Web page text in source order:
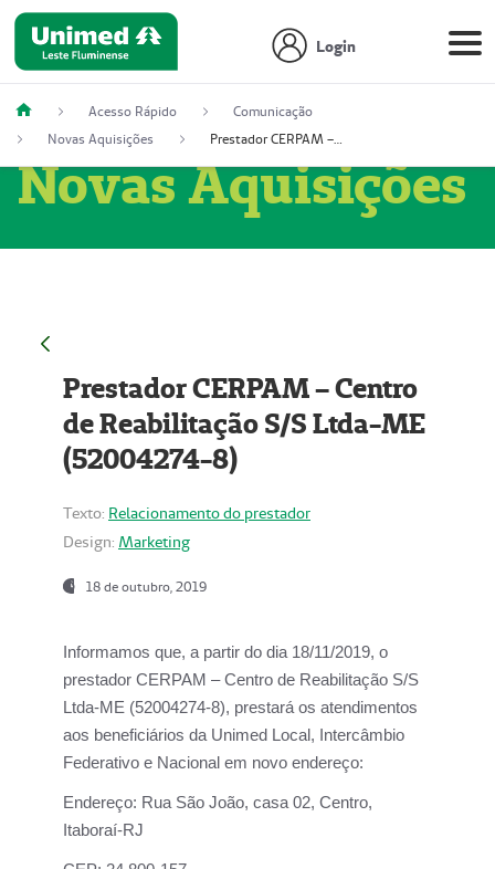
Login
Acesso Rápido
Comunicação
Novas Aquisições
Prestador CERPAM – Centro de Reabilitação S/S Ltda-ME (52004274-8)
Novas Aquisições
Prestador CERPAM – Centro
de Reabilitação S/S Ltda-ME
(52004274-8)
Texto: Relacionamento do prestador
Design: Marketing
18 de outubro, 2019
Informamos que, a partir do dia 18/11/2019, o
prestador CERPAM – Centro de Reabilitação S/S
Ltda-ME (52004274-8), prestará os atendimentos
aos beneficiários da Unimed Local, Intercâmbio
Federativo e Nacional em novo endereço:
Endereço: Rua São João, casa 02, Centro,
Itaboraí-RJ